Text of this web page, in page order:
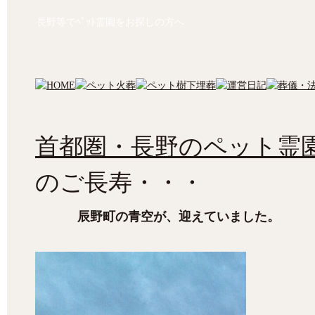
首都圏・長野のペット霊
のご長寿・・・
辰野町の青空が、迎えていました。